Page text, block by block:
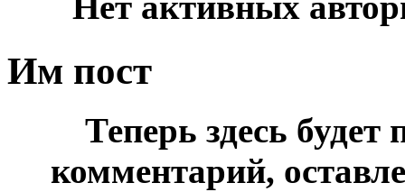
Им пост
Теперь здесь будет
комментарий,